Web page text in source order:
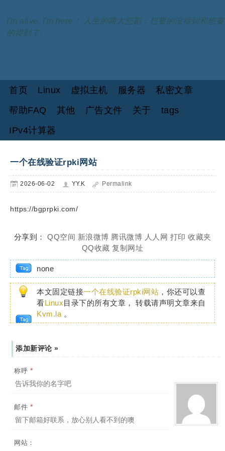
I'm alive, I'm here！ 人生的两大悲剧：想要的没得到和想要
的得到了。
首页 Linux 虚拟主机 服务器
私密文章
帮助FAQ
其他 广告文件 关于
tags
IPv4计算器
一个在线验证rpki网站
2026-06-02 YY.K Permalink
https://bgprpki.com/
分享到： QQ空间 新浪微博 腾讯微博 人人网 打印 收藏夹
QQ收藏 复制网址
none
本文固定链接一个在线验证rpki网站 ，你还可以查
看Linux目录下的所有文章， 转载请声明文章来自
Kvm.la 。
添加新评论 »
称呼 *
邮件 *
网站：